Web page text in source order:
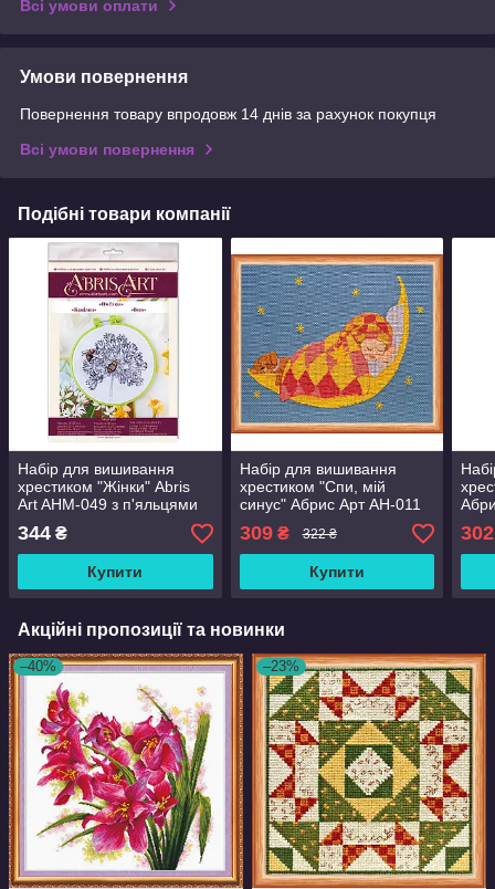
Всі умови оплати
Умови повернення
Повернення товару впродовж 14 днів за рахунок покупця
Всі умови повернення
Подібні товари компанії
Набір для вишивання
хрестиком "Жінки" Abris
Art AHM-049 з п'яльцями
344 ₴
Купити
Набір для вишивання
хрестиком "Спи, мій
синус" Абрис Арт AH-011
309₴ 322 ₴
Купити
Акційні пропозиції та новинки
–40% –23%